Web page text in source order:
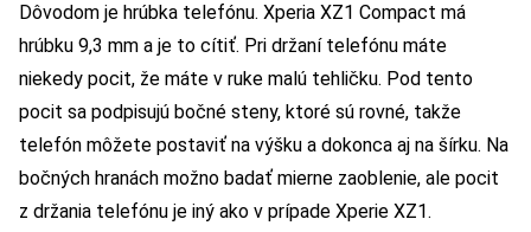
Dôvodom je hrúbka telefónu. Xperia XZ1 Compact má
hrúbku 9,3 mm a je to cítiť. Pri držaní telefónu máte
niekedy pocit, že máte v ruke malú tehličku. Pod tento
pocit sa podpisujú bočné steny, ktoré sú rovné, takže
telefón môžete postaviť na výšku a dokonca aj na šírku. Na
bočných hranách možno badať mierne zaoblenie, ale pocit
z držania telefónu je iný ako v prípade Xperie XZ1.